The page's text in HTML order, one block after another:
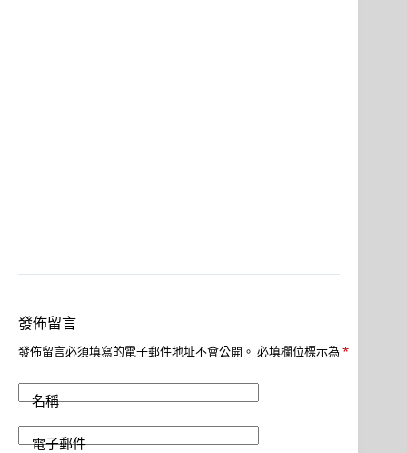
發佈留言
發佈留言必須填寫的電子郵件地址不會公開。 必填欄位標示為 *
名稱
電子郵件